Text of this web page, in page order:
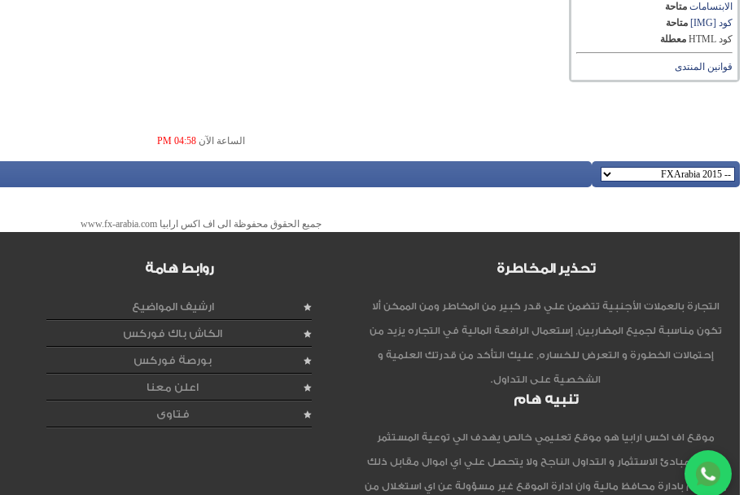
الابتسامات متاحة
كود [IMG]
متاحة
كود HTML
معطلة
قوانين المنتدى
الساعة الآن 04:58 PM
جميع الحقوق محفوظة الى اف اكس ارابيا www.fx-arabia.com
تحذير المخاطرة
التجارة بالعملات الأجنبية تتضمن علي قدر كبير من المخاطر ومن الممكن ألا
تكون مناسبة لجميع المضاربين, إستعمال الرافعة المالية في التجاره يزيد من
إحتمالات الخطورة و التعرض للخساره, عليك التأكد من قدرتك العلمية و
الشخصية على التداول.
تنبيه هام
موقع اف اكس ارابيا هو موقع تعليمي خالص يهدف الي توعية المستثمر
العربي مبادئ الاستثمار و التداول الناجح ولا يتحصل علي اي اموال مقابل ذلك
ولا يقوم بادارة محافظ مالية وان ادارة الموقع غير مسؤولة عن اي استغلال من
روابط هامة
ارشيف المواضيع
الكاش باك فوركس
بورصة فوركس
اعلن معنا
فتاوى